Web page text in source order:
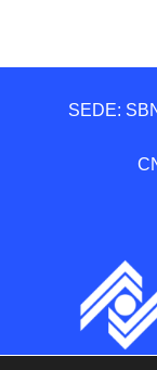
SEDE: